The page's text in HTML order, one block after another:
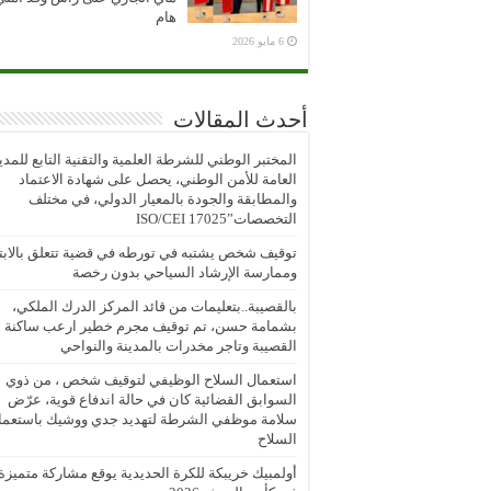
هام
6 مايو 2026
أحدث المقالات
المختبر الوطني للشرطة العلمية والتقنية التابع
العامة للأمن الوطني، يحصل على شهادة الاعتماد
والمطابقة والجودة بالمعيار الدولي، في مختلف
التخصصات”ISO/CEI 17025
توقيف شخص يشتبه في تورطه في قضية تتعلق
وممارسة الإرشاد السياحي بدون رخصة
بالقصيبة..بتعليمات من قائد المركز الدرك الملكي،
بشمامة حسن، تم توقيف مجرم خطير ارعب ساكنة
القصيبة وتاجر مخدرات بالمدينة والنواحي
استعمال السلاح الوظيفي لتوقيف شخص ، من ذوي
السوابق القضائية كان في حالة اندفاع قوية، عرّض
سلامة موظفي الشرطة لتهديد جدي ووشيك
السلاح
أولمبيك خريبكة للكرة الحديدية يوقع مشاركة متميزة